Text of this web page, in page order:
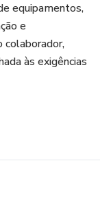
equipamentos,
e
colaborador,
às exigências